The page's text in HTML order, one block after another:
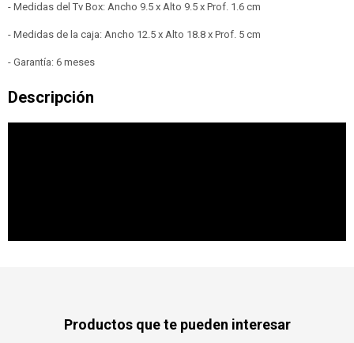
- Medidas del Tv Box: Ancho 9.5 x Alto 9.5 x Prof. 1.6 cm
- Medidas de la caja: Ancho 12.5 x Alto 18.8 x Prof. 5 cm
- Garantía: 6 meses
Productos que te pueden interesar